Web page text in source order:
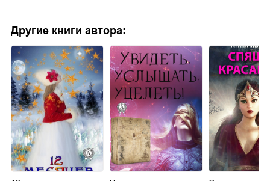
Другие книги автора: